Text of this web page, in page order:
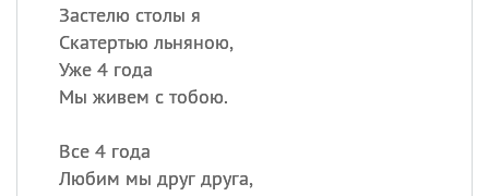
Застелю столы я
Скатертью льняною,
Уже 4 года
Мы живем с тобою.
Все 4 года
Любим мы друг друга,